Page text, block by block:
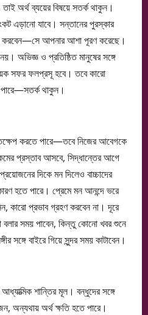
তাই অর্থ ব্যয়ের বিষয়ে সতর্ক থাকুন।
এড়ানো যাবে। সন্তানের পুরস্কার
করবেন—সে আপনার আশা পূরণ করেছে।
অভিজ্ঞ ও প্রতিষ্ঠিত মানুষের সঙ্গে
সফর ফলপ্রসূ হবে। তবে কারো
থাকুন।
করতে পারে—তবে নিজের আবেগকে
প্রস্তাব আসবে, সিদ্ধান্তের আগে
দিকে মন দিলেও বাচ্চাদের
হতে পারে। প্রেমে মন আনন্দে ভরে
কারো প্রভাব গ্রহণ করবেন না। দূরে
বলার সময় পাবেন, কিন্তু কোনো খবর শুনে
সঙ্গে বাইরে গিয়ে সুন্দর সময় কাটাবেন।
শান্তির মূল। বন্ধুদের সঙ্গে
অন্যথায় অর্থ ক্ষতি হতে পারে।